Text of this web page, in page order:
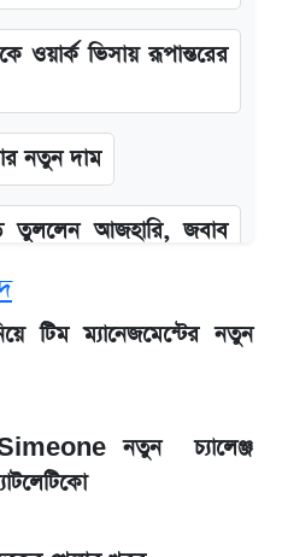
ওয়ার্ক ভিসায় রূপান্তরের
নতুন দাম
তুললেন আজহারি, জবাব
নতুন পরিকল্পনা
বড় সতর্কবার্তা
ভয়াবহ মাত্রার মার্কারি
টিম ম্যানেজমেন্টের নতুন
নতুন চ্যালেঞ্জ